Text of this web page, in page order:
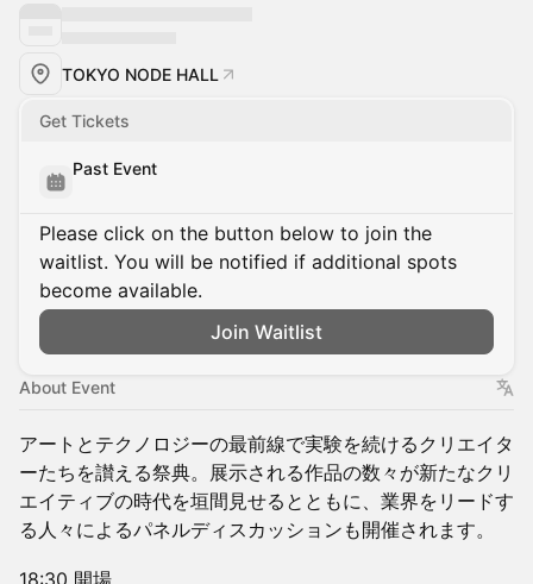
TOKYO NODE HALL
Get Tickets
Past Event
Please click on the button below to join the
waitlist. You will be notified if additional spots
become available.
Join Waitlist
About Event
アートとテクノロジーの最前線で実験を続けるクリエイタ
ーたちを讃える祭典。展示される作品の数々が新たなクリ
エイティブの時代を垣間見せるとともに、業界をリードす
る人々によるパネルディスカッションも開催されます。
18:30 開場